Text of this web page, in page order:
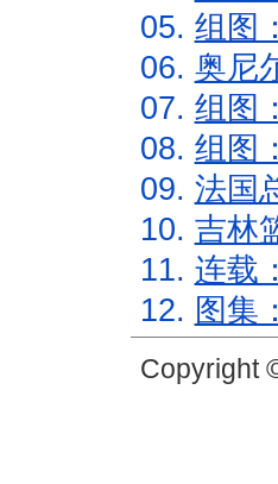
05. 组图
06. 奥尼
07. 组图
08. 组图
09. 法国
10. 吉林
11. 连载
12. 图集
Copyright